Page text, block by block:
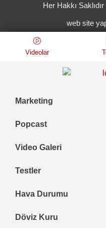
Her Hakkı
web site
Videolar
Marketing
Popcast
Video Galeri
Testler
Hava Durumu
Döviz Kuru